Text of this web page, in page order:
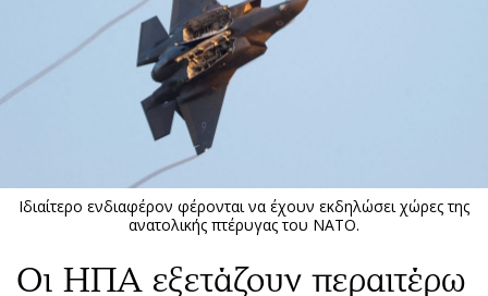
Παιδεία
Εκλογές 2024
Προεδρικές 2023
Διπλωματία
Απόψεις
Ενοικιάζονται
Πωλούνται
Θέσεις εργασίας
Ιδιαίτερο ενδιαφέρον φέρονται να έχουν εκδηλώσει χώρες της
ανατολικής πτέρυγας του ΝΑΤΟ.
Οι ΗΠΑ εξετάζουν περαιτέρω